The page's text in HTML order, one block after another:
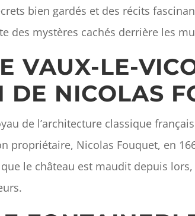
bien gardés et des récits
des mystères cachés derrière les
VAUX-LE-
DE NICOLAS
de l’architecture classique
propriétaire, Nicolas Fouquet, en
le château est maudit depuis